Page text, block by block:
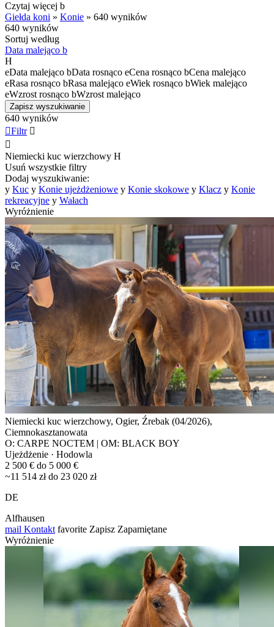
Czytaj więcej b
Giełda koni » Konie » 640 wyników
640 wyników
Sortuj według
Data malejąco b
H
eData malejąco bData rosnąco eCena rosnąco bCena malejąco
eRasa rosnąco bRasa malejąco eWiek rosnąco bWiek malejąco
eWzrost rosnąco bWzrost malejąco
Zapisz wyszukiwanie
640 wyników
Filtr 

Niemiecki kuc wierzchowy H
Usuń wszystkie filtry
Dodaj wyszukiwanie:
y Kuc y Konie ujeżdżeniowe y Konie skokowe y Klacz y Konie
rekreacyjne y Wałach
Wyróżnienie
Niemiecki kuc wierzchowy, Ogier, Źrebak (04/2026),
Ciemnokasztanowata
O: CARPE NOCTEM | OM: BLACK BOY
Ujeżdżenie · Hodowla
2 500 € do 5 000 €
~11 514 zł do 23 020 zł
DE
Alfhausen
mail Kontakt favorite Zapisz Zapamiętane
Wyróżnienie